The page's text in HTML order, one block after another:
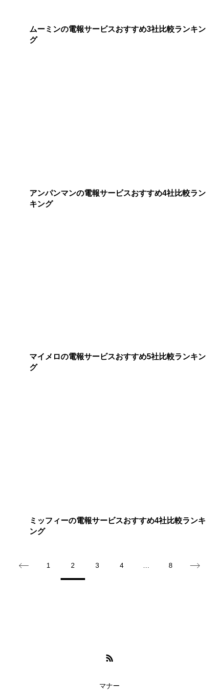
ムーミンの電報サービスおすすめ3社比較ランキン
グ
アンパンマンの電報サービスおすすめ4社比較ラン
キング
マイメロの電報サービスおすすめ5社比較ランキン
グ
ミッフィーの電報サービスおすすめ4社比較ランキ
ング
1 2 3 4 8
マナー